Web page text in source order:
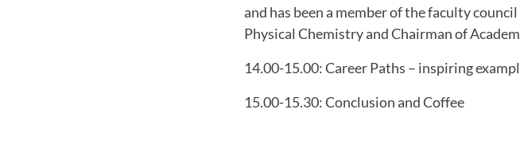
and has been a member of the faculty
Physical Chemistry and Chairman of
14.00-15.00: Career Paths – inspiring
15.00-15.30: Conclusion and Coffee